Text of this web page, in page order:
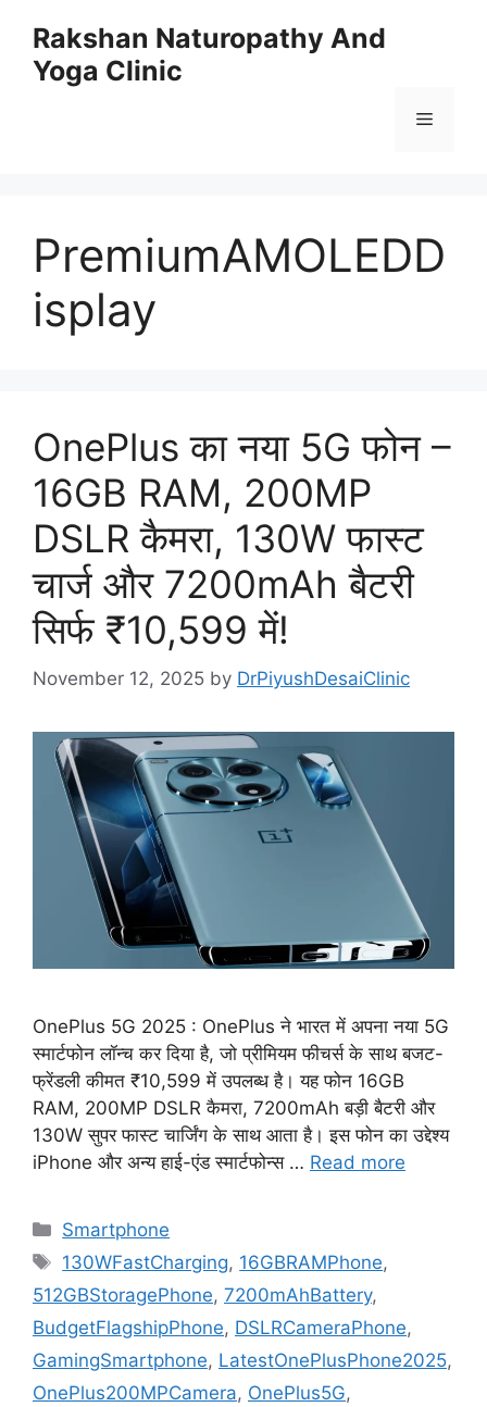
content
Rakshan Naturopathy And
Yoga Clinic
Menu
PremiumAMOLEDD
isplay
OnePlus का नया 5G फोन –
16GB RAM, 200MP
DSLR कैमरा, 130W फास्ट
चार्ज और 7200mAh बैटरी
सिर्फ ₹10,599 में!
November 12, 2025 by DrPiyushDesaiClinic
OnePlus 5G 2025 : OnePlus ने भारत में अपना नया 5G
स्मार्टफोन लॉन्च कर दिया है, जो प्रीमियम फीचर्स के साथ बजट-
फ्रेंडली कीमत ₹10,599 में उपलब्ध है। यह फोन 16GB
RAM, 200MP DSLR कैमरा, 7200mAh बड़ी बैटरी और
130W सुपर फास्ट चार्जिंग के साथ आता है। इस फोन का उद्देश्य
iPhone और अन्य हाई-एंड स्मार्टफोन्स … Read more
Categories
Smartphone
Tags
130WFastCharging, 16GBRAMPhone,
512GBStoragePhone, 7200mAhBattery,
BudgetFlagshipPhone, DSLRCameraPhone,
GamingSmartphone, LatestOnePlusPhone2025,
OnePlus200MPCamera, OnePlus5G,